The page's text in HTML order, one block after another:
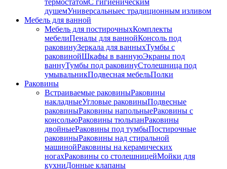
термостатомС гигиеническим
душемУниверсальныес традиционным изливом
Мебель для ванной
Мебель для постирочныхКомплекты
мебелиПеналы для ваннойКонсоль под
раковинуЗеркала для ванныхТумбы с
раковинойШкафы в ваннуюЭкраны под
ваннуТумбы под раковинуСтолешница под
умывальникПодвесная мебельПолки
Раковины
Встраиваемые раковиныРаковины
накладныеУгловые раковиныПодвесные
раковиныРаковины напольныеРаковины с
консольюРаковины тюльпанРаковины
двойныеРаковины под тумбыПостирочные
раковиныРаковины над стиральной
машинойРаковины на керамических
ногахРаковины со столешницейМойки для
кухниДонные клапаны